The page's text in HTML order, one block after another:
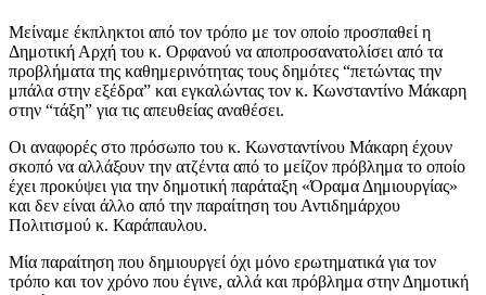
Μείναμε έκπληκτοι από τον τρόπο με τον οποίο προσπαθεί η
Δημοτική Αρχή του κ. Ορφανού να αποπροσανατολίσει από τα
προβλήματα της καθημερινότητας τους δημότες “πετώντας την
μπάλα στην εξέδρα” και εγκαλώντας τον κ. Κωνσταντίνο Μάκαρη
στην “τάξη” για τις απευθείας αναθέσει.
Οι αναφορές στο πρόσωπο του κ. Κωνσταντίνου Μάκαρη έχουν
σκοπό να αλλάξουν την ατζέντα από το μείζον πρόβλημα το οποίο
έχει προκύψει για την δημοτική παράταξη «Όραμα Δημιουργίας»
και δεν είναι άλλο από την παραίτηση του Αντιδημάρχου
Πολιτισμού κ. Καράπαυλου.
Μία παραίτηση που δημιουργεί όχι μόνο ερωτηματικά για τον
τρόπο και τον χρόνο που έγινε, αλλά και πρόβλημα στην Δημοτική